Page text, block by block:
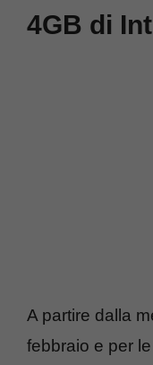
4GB di
A partire dalla
febbraio e per